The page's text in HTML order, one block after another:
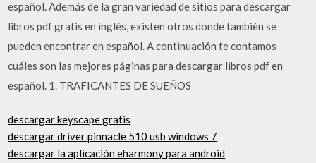
español. Además de la gran variedad de sitios para descargar
libros pdf gratis en inglés, existen otros donde también se
pueden encontrar en español. A continuación te contamos
cuáles son las mejores páginas para descargar libros pdf en
español. 1. TRAFICANTES DE SUEÑOS
descargar keyscape gratis
descargar driver pinnacle 510 usb windows 7
descargar la aplicación eharmony para android